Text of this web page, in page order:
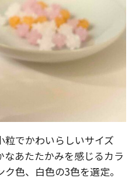
粒でかわいらしいサイズ
あたたかみを感じるカラ
色、白色の3色を選定。